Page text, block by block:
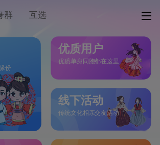
群 互选
份
优质用户
优质单身同胞都在这里
线下活动
传统文化相亲交友活动